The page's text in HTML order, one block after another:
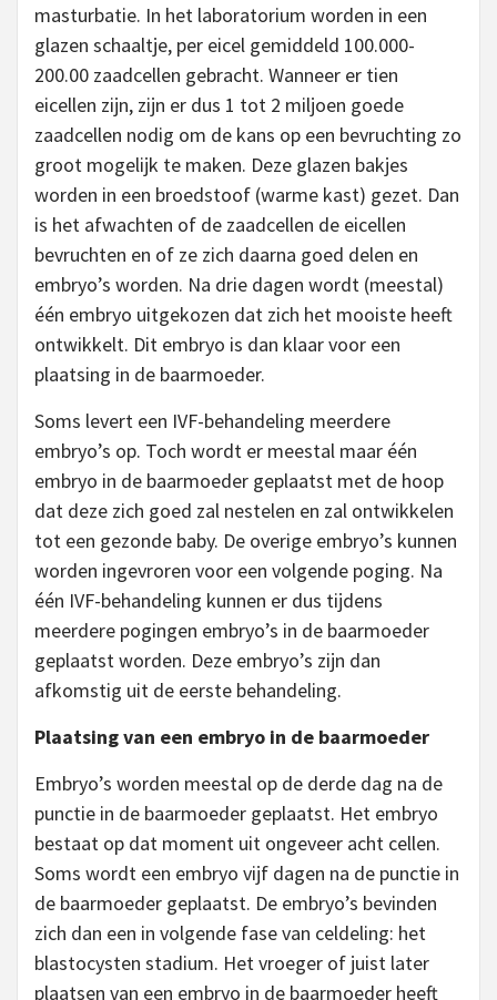
masturbatie. In het laboratorium worden in een
glazen schaaltje, per eicel gemiddeld 100.000-
200.00 zaadcellen gebracht. Wanneer er tien
eicellen zijn, zijn er dus 1 tot 2 miljoen goede
zaadcellen nodig om de kans op een bevruchting zo
groot mogelijk te maken. Deze glazen bakjes
worden in een broedstoof (warme kast) gezet. Dan
is het afwachten of de zaadcellen de eicellen
bevruchten en of ze zich daarna goed delen en
embryo’s worden. Na drie dagen wordt (meestal)
één embryo uitgekozen dat zich het mooiste heeft
ontwikkelt. Dit embryo is dan klaar voor een
plaatsing in de baarmoeder.
Soms levert een IVF-behandeling meerdere
embryo’s op. Toch wordt er meestal maar één
embryo in de baarmoeder geplaatst met de hoop
dat deze zich goed zal nestelen en zal ontwikkelen
tot een gezonde baby. De overige embryo’s kunnen
worden ingevroren voor een volgende poging. Na
één IVF-behandeling kunnen er dus tijdens
meerdere pogingen embryo’s in de baarmoeder
geplaatst worden. Deze embryo’s zijn dan
afkomstig uit de eerste behandeling.
Plaatsing van een embryo in de baarmoeder
Embryo’s worden meestal op de derde dag na de
punctie in de baarmoeder geplaatst. Het embryo
bestaat op dat moment uit ongeveer acht cellen.
Soms wordt een embryo vijf dagen na de punctie in
de baarmoeder geplaatst. De embryo’s bevinden
zich dan een in volgende fase van celdeling: het
blastocysten stadium. Het vroeger of juist later
plaatsen van een embryo in de baarmoeder heeft